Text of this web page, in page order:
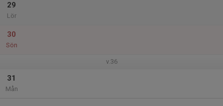
29
Lör
30
Sön
v.36
31
Mån